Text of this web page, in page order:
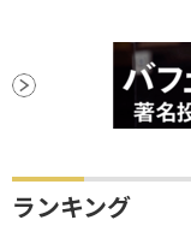
ランキング